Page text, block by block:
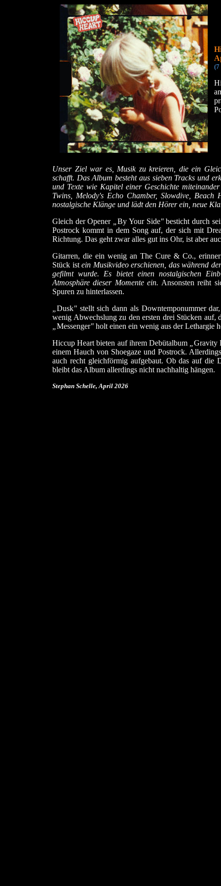
(7
Unser Ziel war es, Musik zu kreieren, die ein
schafft. Das Album besteht aus sieben Tracks und
und Texte wie Kapitel einer Geschichte
Twins, Melody's Echo Chamber, Slowdive,
nostalgische Klänge und lädt den Hörer ein, neue
Gleich der Opener
„By Your Side"besticht durch
Postrock kommt in dem Song auf, der sich mit
Richtung. Das geht zwar alles gut ins Ohr, ist aber
Gitarren, die ein wenig an The Cure & Co.,
Stück istein Musikvideo erschienen, das während
gefilmt wurde. Es bietet einen nostalgischen
Atmosphäre dieser Momente ein. Ansonsten reiht
Spuren zu hinterlassen.
Dusk" stellt sich dann als Downtemponummer
wenig Abwechslung zu den ersten drei Stücken
Messenger" holt einen ein wenig aus der Lethargie
Hiccup Heart bieten auf ihrem Debütalbum
„Gravity
einem Hauch von Shoegaze und Postrock.
auch recht gleichförmig aufgebaut. Ob das auf die
bleibt das Album allerdings nicht nachhaltig hängen.
Stephan Schelle, April 2026